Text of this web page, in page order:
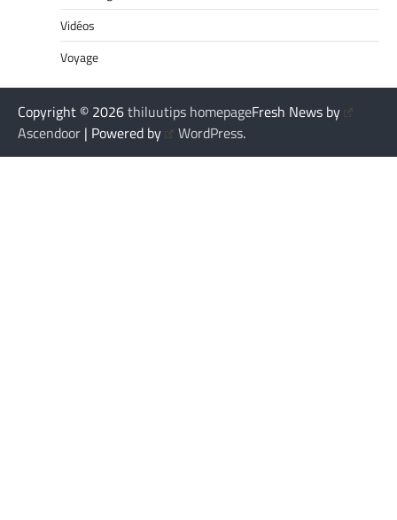
Vidéos
Voyage
Copyright © 2026thiluutips homepageFresh News by
Ascendoor | Powered by WordPress.